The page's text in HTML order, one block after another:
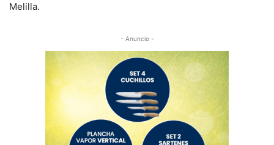
Melilla.
- Anuncio -